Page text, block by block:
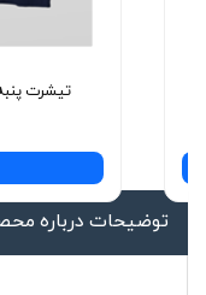
تیشرت
توضیحات درباره